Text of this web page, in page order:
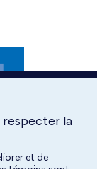
respecter la
et de